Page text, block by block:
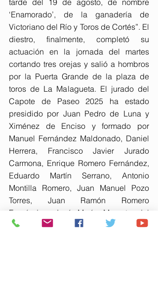
‘Enamorado’, de la ganadería de
Victoriano del Río y Toros de Cortés”. El
diestro, finalmente, completó su
actuación en la jornada del martes
cortando tres orejas y salió a hombros
por la Puerta Grande de la plaza de
toros de La Malagueta. El jurado del
Capote de Paseo 2025 ha estado
presidido por Juan Pedro de Luna y
Ximénez de Enciso y formado por
Manuel Fernández Maldonado, Daniel
Herrera, Francisco Javier Jurado
Carmona, Enrique Romero Fernández,
Eduardo Martín Serrano, Antonio
Montilla Romero, Juan Manuel Pozo
Torres, Juan Ramón Romero
Fernández, José María Morente del
Monte, Paloma Gutiérrez Ortega,